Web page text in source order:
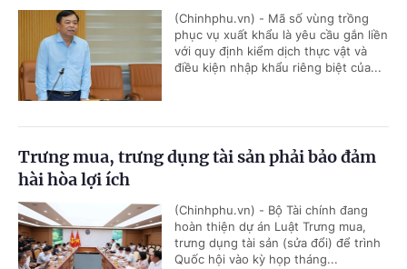
(Chinhphu.vn) - Mã số vùng trồng
phục vụ xuất khẩu là yêu cầu gắn liền
với quy định kiểm dịch thực vật và
điều kiện nhập khẩu riêng biệt của...
Trưng mua, trưng dụng tài sản phải bảo đảm
hài hòa lợi ích
(Chinhphu.vn) - Bộ Tài chính đang
hoàn thiện dự án Luật Trưng mua,
trưng dụng tài sản (sửa đổi) để trình
Quốc hội vào kỳ họp tháng...